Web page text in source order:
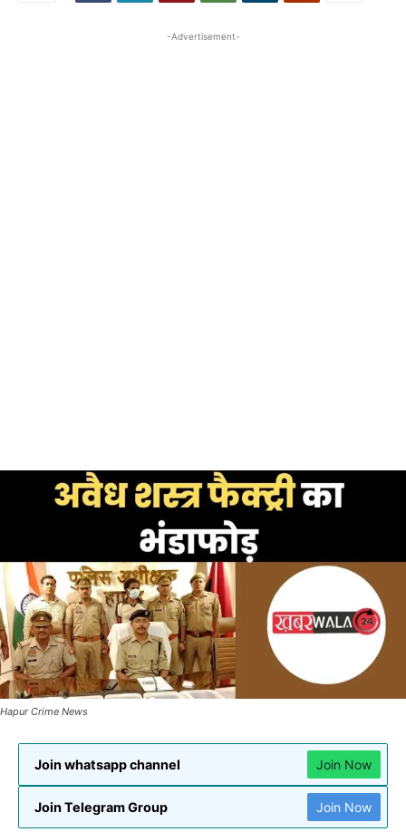
-Advertisement-
Hapur Crime News
Join whatsapp channel Join Now
Join Telegram Group Join Now